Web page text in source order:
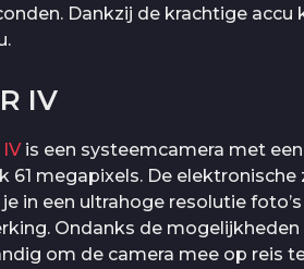
Dankzij de krachtige
IV
is een systeemcamera met
61 megapixels. De
in een ultrahoge resolutie
Ondanks de mogelijkheden
om de camera mee op reis